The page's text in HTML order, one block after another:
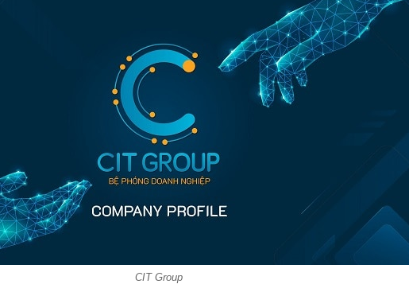
CIT Group